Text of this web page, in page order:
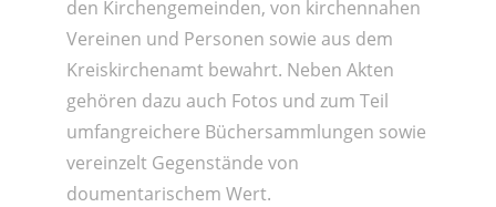
den Kirchengemeinden, von kirchennahen
Vereinen und Personen sowie aus dem
Kreiskirchenamt bewahrt. Neben Akten
gehören dazu auch Fotos und zum Teil
umfangreichere Büchersammlungen sowie
vereinzelt Gegenstände von
doumentarischem Wert.